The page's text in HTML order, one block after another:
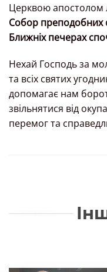
Церквою апостолом
Собор преподобних
Ближніх печерах
Нехай Господь за
та всіх святих
допомагає нам
звільнятися від
перемог та